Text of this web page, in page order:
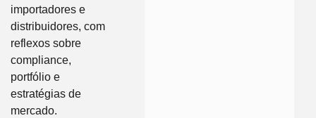
importadores e
distribuidores, com
reflexos sobre
compliance,
portfólio e
estratégias de
mercado.